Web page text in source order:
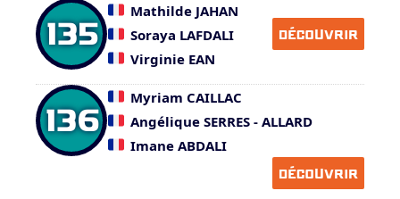
135
Mathilde JAHAN
Soraya LAFDALI
Virginie EAN
DÉCOUVRIR
136
Myriam CAILLAC
Angélique SERRES - ALLARD
Imane ABDALI
DÉCOUVRIR